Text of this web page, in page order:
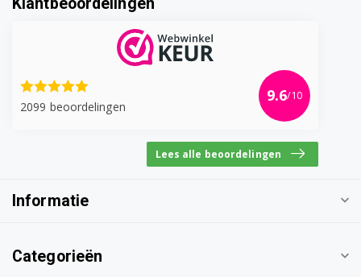
Klantbeoordelingen
2099 beoordelingen
9.6/10
Lees alle beoordelingen
Informatie
Categorieën